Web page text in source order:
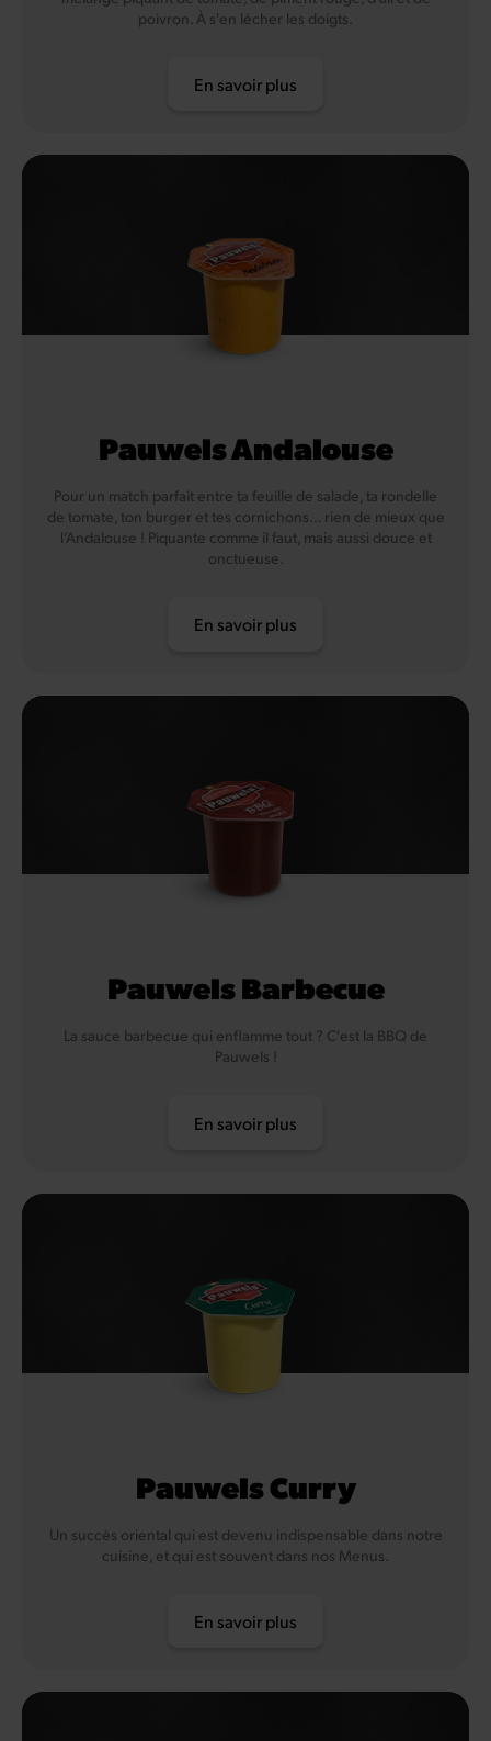
poivron. À s'en lécher les doigts.
En savoir plus
Pauwels Andalouse
Pour un match parfait entre ta feuille de salade, ta rondelle
de tomate, ton burger et tes cornichons… rien de mieux que
l’Andalouse ! Piquante comme il faut, mais aussi douce et
onctueuse.
En savoir plus
Pauwels Barbecue
La sauce barbecue qui enflamme tout ? C'est la BBQ de
Pauwels !
En savoir plus
Pauwels Curry
Un succès oriental qui est devenu indispensable dans notre
cuisine, et qui est souvent dans nos Menus.
En savoir plus